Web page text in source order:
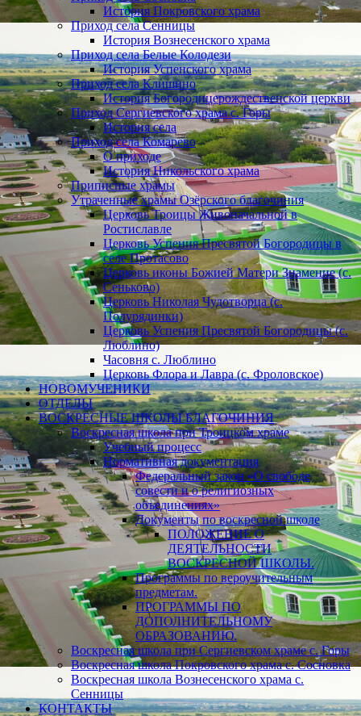
История Покровского храма
Приход села Сенницы
История Вознесенского храма
Приход села Белые Колодези
История Успенского храма
Приход села Клишино
История Богородицерождественской церкви
Приход Сергиевского храма с. Горы
История села
Приход села Комарево
О приходе
История Никольского храма
Приписные храмы
Утраченные храмы Озёрского благочиния
Церковь Троицы Живоначальной в
Ростиславле
Церковь Успения Пресвятой Богородицы в
селе Протасово
Церковь иконы Божией Матери Знамение (с.
Сеньково)
Церковь Николая Чудотворца (с.
Полурядинки)
Церковь Успения Пресвятой Богородицы (с.
Люблино)
Часовня с. Люблино
Церковь Флора и Лавра (с. Фроловское)
НОВОМУЧЕНИКИ
ОТДЕЛЫ
ВОСКРЕСНЫЕ ШКОЛЫ БЛАГОЧИНИЯ
Воскресная школа при Троицком храме
Учебный процесс
Нормативная документация
Федеральный закон «О свободе
совести и о религиозных
объединениях»
Документы по воскресной школе
ПОЛОЖЕНИЕ О
ДЕЯТЕЛЬНОСТИ
ВОСКРЕСНОЙ ШКОЛЫ.
Программы по вероучительным
предметам.
ПРОГРАММЫ ПО
ДОПОЛНИТЕЛЬНОМУ
ОБРАЗОВАНИЮ.
Воскресная школа при Сергиевском храме с. Горы
Воскресная школа Покровского храма с. Сосновка
Воскресная школа Вознесенского храма с.
Сенницы
КОНТАКТЫ